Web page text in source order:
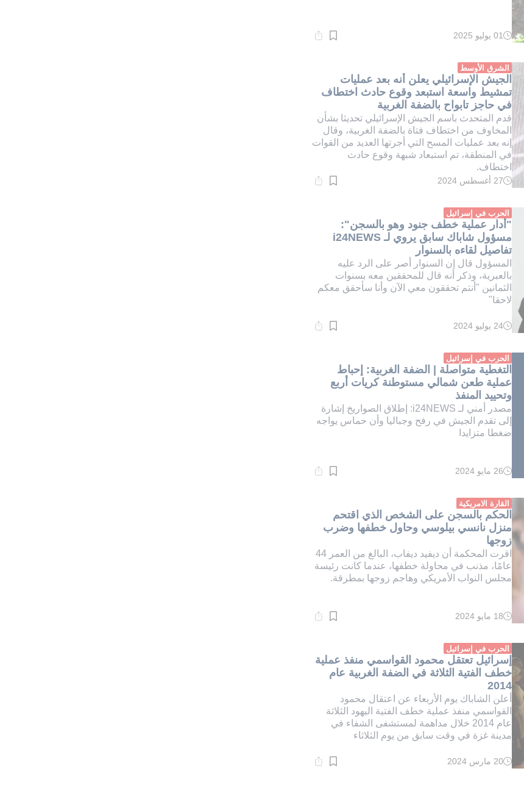
وقت
دقيقة.
01 يوليو 2025
الشرق الأوسط
الجيش الإسرائيلي يعلن أنه بعد عمليات
تمشيط واسعة استبعد وقوع حادث اختطاف
في حاجز تابواح بالضفة الغربية
قدم المتحدث باسم الجيش الإسرائيلي تحديثا بشأن
المخاوف من اختطاف فتاة بالضفة الغربية، وقال
إنه بعد عمليات المسح التي أجرتها العديد من القوات
في المنطقة، تم استبعاد شبهة وقوع حادث
اختطاف.
وقت
دقيقة.
27 أغسطس 2024
الحرب في إسرائيل
"أدار عملية خطف جنود وهو بالسجن":
مسؤول شاباك سابق يروي لـ i24NEWS
تفاصيل لقاءه بالسنوار
المسؤول قال إن السنوار أصر على الرد عليه
بالعبرية، وذكر أنه قال للمحققين معه بسنوات
الثمانين "أنتم تحققون معي الآن وأنا سأحقق معكم
لاحقا"
وقت
دقيقة.
24 يوليو 2024
الحرب في إسرائيل
التغطية متواصلة | الضفة الغربية: إحباط
عملية طعن شمالي مستوطنة كريات أربع
وتحييد المنفذ
مصدر أمني لـ i24NEWS: إطلاق الصواريخ إشارة
إلى تقدم الجيش في رفح وجباليا وأن حماس يواجه
ضغطا متزايدا
وقت
دقيقة.
26 مايو 2024
القارة الامريكية
الحكم بالسجن على الشخص الذي اقتحم
منزل نانسي بيلوسي وحاول خطفها وضرب
زوجها
اقرت المحكمة أن ديفيد ديفاب، البالغ من العمر 44
عامًا، مذنب في محاولة خطفها، عندما كانت رئيسة
مجلس النواب الأمريكي وهاجم زوجها بمطرقة.
وقت
دقيقة.
18 مايو 2024
الحرب في إسرائيل
إسرائيل تعتقل محمود القواسمي منفذ عملية
خطف الفتية الثلاثة في الضفة الغربية عام
2014
أعلن الشاباك يوم الأربعاء عن اعتقال محمود
القواسمي منفذ عملية خطف الفتية اليهود الثلاثة
عام 2014 خلال مداهمة لمستشفى الشفاء في
مدينة غزة في وقت سابق من يوم الثلاثاء
وقت
20 مارس 2024